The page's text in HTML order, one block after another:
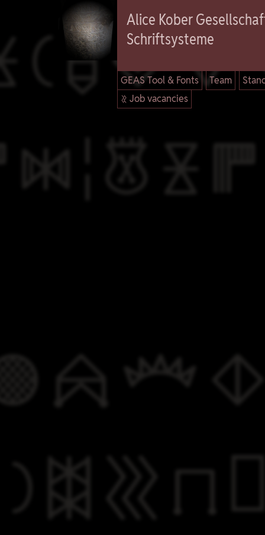
Alice Kober
Schriftsysteme
GEAS Tool & Fonts Team
 Job vacancies